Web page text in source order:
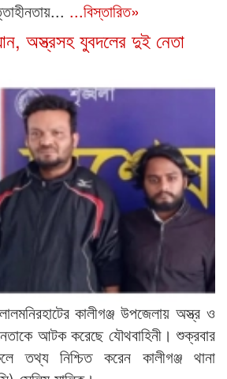
...বিস্তারিত»
অস্ত্রসহ যুবদলের দুই নেতা
লালমনিরহাটের কালীগঞ্জ উপজেলায় অস্ত্র ও
আটক করেছে যৌথবাহিনী। শুক্রবার
তথ্য নিশ্চিত করেন কালীগঞ্জ থানা